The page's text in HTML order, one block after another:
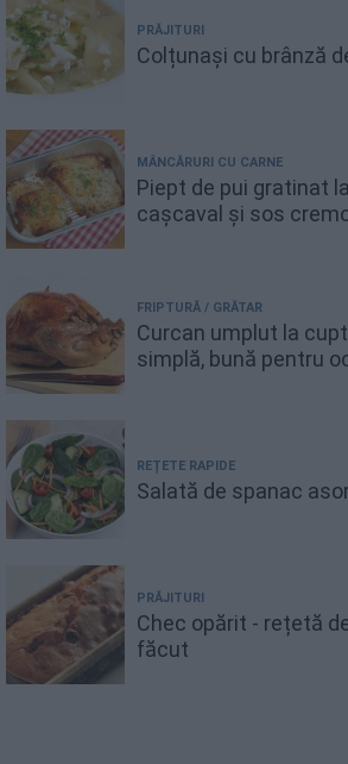
PRĂJITURI
Colțunași cu brânză
MÂNCĂRURI CU CARNE
Piept de pui gratinat
cașcaval și sos
FRIPTURĂ / GRĂTAR
Curcan umplut la
simplă, bună pentru
REȚETE RAPIDE
Salată de spanac
PRĂJITURI
Chec opărit - rețetă
făcut